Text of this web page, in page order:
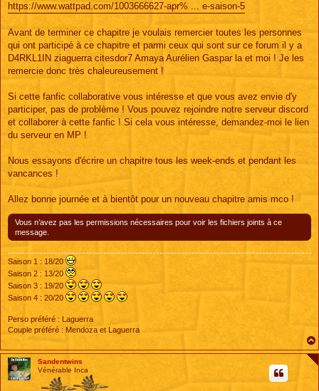
https://www.wattpad.com/1003666627-apr% ... e-saison-5
Avant de terminer ce chapitre je voulais remercier toutes les personnes
qui ont participé à ce chapitre et parmi ceux qui sont sur ce forum il y a
D4RKL1IN ziaguerra citesdor7 Amaya Aurélien Gaspar la et moi ! Je les
remercie donc très chaleureusement !
Si cette fanfic collaborative vous intéresse et que vous avez envie d'y
participer, pas de problème ! Vous pouvez rejoindre notre serveur discord
et collaborer à cette fanfic ! Si cela vous intéresse, demandez-moi le lien
du serveur en MP !
Nous essayons d'écrire un chapitre tous les week-ends et pendant les
vancances !
Allez bonne journée et à bientôt pour un nouveau chapitre amis mco !
Vous n’avez pas les permissions nécessaires pour voir les fichiers joints à ce
message.
Saison 1 : 18/20
Saison 2 : 13/20
Saison 3 : 19/20
Saison 4 : 20/20
Perso préféré : Laguerra
Couple préféré : Mendoza et Laguerra
Sandentwins
Vénérable Inca